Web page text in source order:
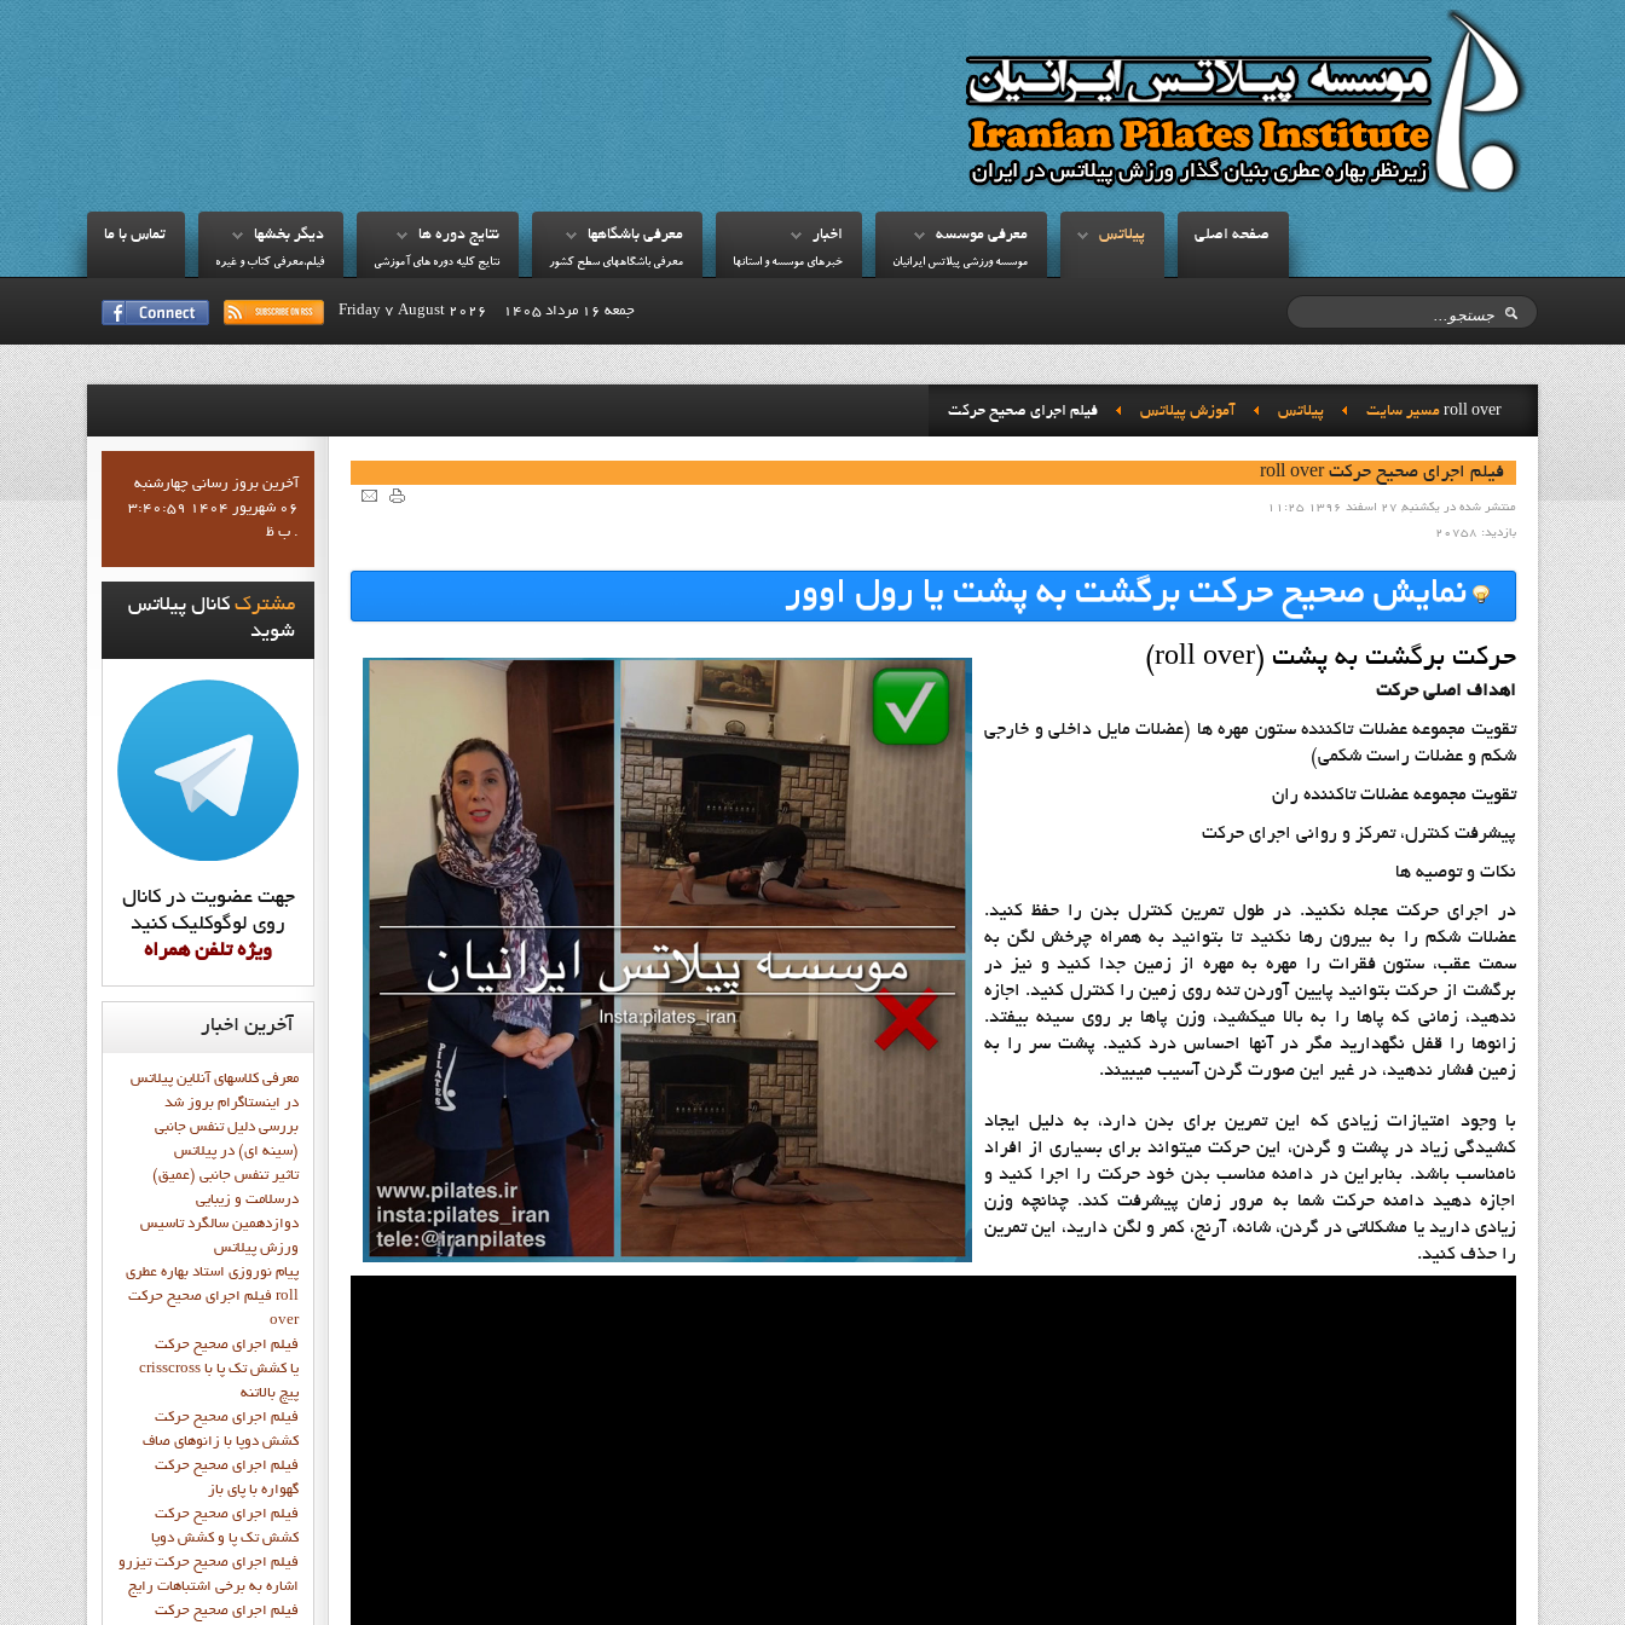
صفحه اصلي پيلاتس معرفي موسسه
موسسه ورزشي پيلاتس ايرانيان
اخبار
خبرهاي موسسه و استانها
معرفي باشگاهها
معرفي باشگاههاي سطح کشور
نتايج دوره ها
نتايج کليه دوره هاي آموزشي
ديگر بخشها
فيلم،معرفي کتاب و غيره
تماس با ما
جمعه 16 مرداد 1405 Friday 7 August 2026
مسیر سایت پيلاتس آموزش پيلاتس فيلم اجراي صحيح حرکت roll over
فيلم اجراي صحيح حرکت roll over
منتشر شده در یکشنبه, 27 اسفند 1396 11:25
بازدید: 20758
نمايش صحيح حركت برگشت به پشت يا رول اوور
حركت برگشت به پشت (roll over)
اهداف اصلي حركت
تقويت مجموعه عضلات تاكننده ستون مهره ها (عضلات مايل داخلي و خارجي
شكم و عضلات راست شكمي)
تقويت مجموعه عضلات تاكننده ران
پيشرفت كنترل، تمركز و رواني اجراي حركت
نكات و توصيه ها
در اجرای حرکت عجله نکنید. در طول تمرین کنترل بدن را حفظ کنید.
عضلات شکم را به بیرون رها نکنید تا بتوانيد به همراه چرخش لگن به
سمت عقب، ستون فقرات را مهره به مهره از زمين جدا كنيد و نيز در
برگشت از حركت بتوانيد پايين آوردن تنه روي زمين را كنترل كنيد. اجازه
ندهید، زمانی که پاها را به بالا میکشید، وزن پاها بر روی سینه بیفتد.
زانوها را قفل نگهدارید مگر در آنها احساس درد کنید. پشت سر را به
زمین فشار ندهید، در غیر این صورت گردن آسیب میبیند.
با وجود امتيازات زيادي كه اين تمرين براي بدن دارد، به دليل ايجاد
كشيدگي زياد در پشت و گردن، اين حركت ميتواند براي بسياري از افراد
نامناسب باشد. بنابراين در دامنه مناسب بدن خود حركت را اجرا كنيد و
اجازه دهيد دامنه حرکت شما به مرور زمان پیشرفت كند. چنانچه وزن
زیادی دارید یا مشکلاتی در گردن، شانه، آرنج، کمر و لگن دارید، این تمرین
را حذف کنید.
آخرين بروز رساني چهارشنبه
06 شهریور 1404 3:40:59
ب ظ .
مشترک کانال پيلاتس
شويد
جهت عضويت در کانال
روي لوگوکليک کنيد
ويژه تلفن همراه
آخرین اخبار
معرفی کلاسهای آنلاین پیلاتس
در اینستاگرام بروز شد
بررسی دلیل تنفس جانبی
(سینه ای) در پیلاتس
تاثیر تنفس جانبی (عمیق)
درسلامت و زیبایی
دوازدهمين سالگرد تاسيس
ورزش پيلاتس
پيام نوروزي استاد بهاره عطري
فيلم اجراي صحيح حرکت roll
over
فيلم اجراي صحيح حركت
crisscross يا كشش تك پا با
پيچ بالاتنه
فيلم اجراي صحيح حرکت
كشش دوپا با زانوهاي صاف
فيلم اجراي صحيح حرکت
گهواره با پاي باز
فيلم اجراي صحيح حرکت
کشش تک پا و کشش دوپا
فيلم اجراي صحيح حرکت تيزرو
اشاره به برخي اشتباهات رايج
فيلم اجراي صحيح حرکت